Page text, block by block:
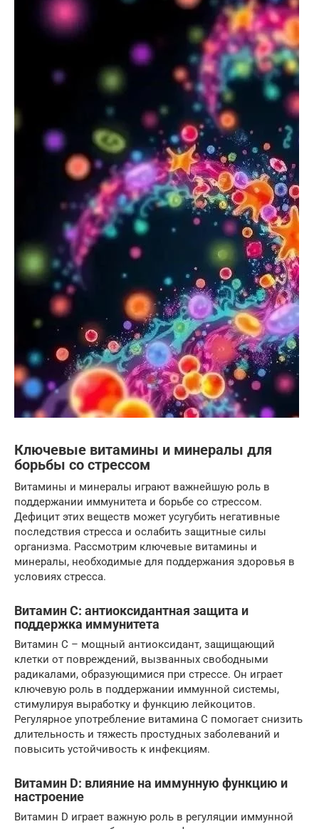
Ключевые витамины и минералы для
борьбы со стрессом
Витамины и минералы играют важнейшую роль в
поддержании иммунитета и борьбе со стрессом.
Дефицит этих веществ может усугубить негативные
последствия стресса и ослабить защитные силы
организма. Рассмотрим ключевые витамины и
минералы, необходимые для поддержания здоровья в
условиях стресса.
Витамин C: антиоксидантная защита и
поддержка иммунитета
Витамин C – мощный антиоксидант, защищающий
клетки от повреждений, вызванных свободными
радикалами, образующимися при стрессе. Он играет
ключевую роль в поддержании иммунной системы,
стимулируя выработку и функцию лейкоцитов.
Регулярное употребление витамина C помогает снизить
длительность и тяжесть простудных заболеваний и
повысить устойчивость к инфекциям.
Витамин D: влияние на иммунную функцию и
настроение
Витамин D играет важную роль в регуляции иммунной